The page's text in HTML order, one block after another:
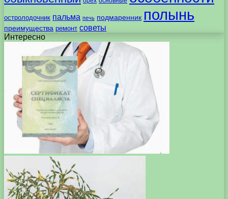
остролодочник пальма печь подмаренник полынь
преимущества ремонт советы
Интересно